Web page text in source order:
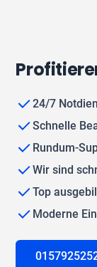
24/7
Schnelle
Rundum-
Wir sind
Top
Moderne